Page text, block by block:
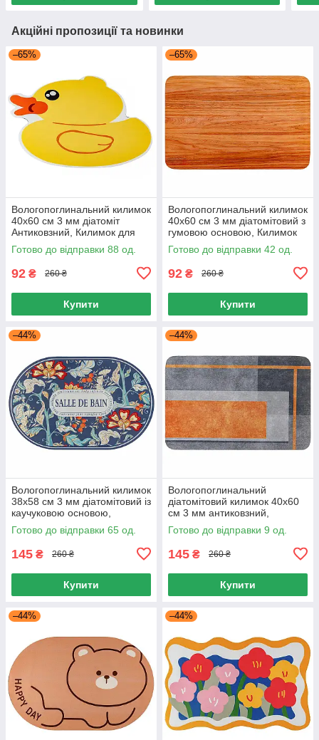
Акційні пропозиції та новинки
–65%
Вологопоглинальний килимок
40х60 см 3 мм діатоміт
Антиковзний, Килимок для
ванної 40х60 Різні кольори
Готово до відправки 88 од.
92 ₴ 260 ₴
Купити
–65%
Вологопоглинальний килимок
40х60 см 3 мм діатомітовий з
гумовою основою, Килимок
для ванної 40х60
Антиковзний
Готово до відправки 42 од.
92 ₴ 260 ₴
Купити
–44%
Вологопоглинальний килимок
38х58 см 3 мм діатомітовий із
каучуковою основою,
Килимок для ванної
Антиковзний
Готово до відправки 65 од.
145 ₴ 260 ₴
Купити
–44%
Вологопоглинальний
діатомітовий килимок 40x60
см 3 мм антиковзний,
Килимок для ванної швидко
сохне
Готово до відправки 9 од.
145 ₴ 260 ₴
Купити
–44% –44%